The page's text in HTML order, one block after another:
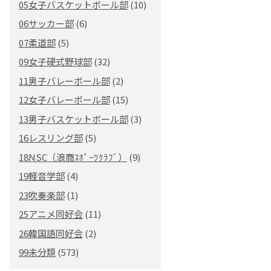
05女子バスケットボール部(10)
06サッカー部(6)
07柔道部(5)
09女子硬式野球部(32)
11男子バレーボール部(2)
12女子バレーボール部(15)
13男子バスケットボール部(3)
16レスリング部(5)
18NSC（浪商ｽﾎﾟｰﾂｸﾗﾌﾞ）
(9)
19軽音学部(4)
23吹奏楽部(1)
25アニメ同好会(11)
26韓国語同好会(2)
99未分類 (573)